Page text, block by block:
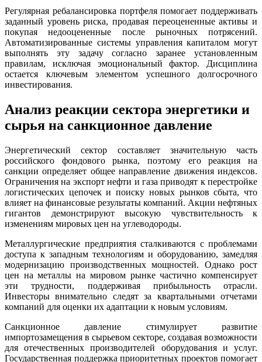
Регулярная ребалансировка портфеля помогает поддерживать
заданный уровень риска, продавая переоцененные активы и
покупая недооцененные после рыночных потрясений.
Автоматизированные системы управления капиталом могут
выполнять эту задачу согласно заранее установленным
правилам, исключая эмоциональный фактор. Дисциплина
остается ключевым элементом успешного долгосрочного
инвестирования.
Анализ реакции сектора энергетики и
сырья на санкционное давление
Энергетический сектор составляет значительную часть
российского фондового рынка, поэтому его реакция на
санкции определяет общее направление движения индексов.
Ограничения на экспорт нефти и газа приводят к перестройке
логистических цепочек и поиску новых рынков сбыта, что
влияет на финансовые результаты компаний. Акции нефтяных
гигантов демонстрируют высокую чувствительность к
изменениям мировых цен на углеводороды.
Металлургические предприятия сталкиваются с проблемами
доступа к западным технологиям и оборудованию, замедляя
модернизацию производственных мощностей. Однако рост
цен на металлы на мировом рынке частично компенсирует
эти трудности, поддерживая прибыльность отрасли.
Инвесторы внимательно следят за квартальными отчетами
компаний для оценки их адаптации к новым условиям.
Санкционное давление стимулирует развитие
импортозамещения в сырьевом секторе, создавая возможности
для отечественных производителей оборудования и услуг.
Государственная поддержка приоритетных проектов помогает